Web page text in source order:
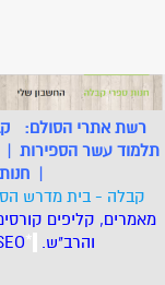
רשת אתרי הסולם:
תלמוד עשר הספירות |
|
קבלה - בית מדרש
מאמרים, קליפים
והרב"ש. *